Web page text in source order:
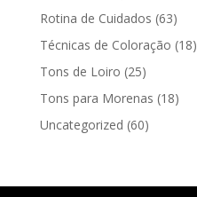
Rotina de Cuidados (63)
Técnicas de Coloração (18)
Tons de Loiro (25)
Tons para Morenas (18)
Uncategorized (60)